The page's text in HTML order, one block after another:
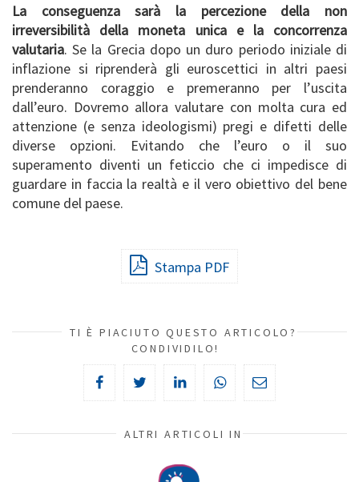
La conseguenza sarà la percezione della non
irreversibilità della moneta unica e la concorrenza
valutaria. Se la Grecia dopo un duro periodo iniziale di
inflazione si riprenderà gli euroscettici in altri paesi
prenderanno coraggio e premeranno per l’uscita
dall’euro. Dovremo allora valutare con molta cura ed
attenzione (e senza ideologismi) pregi e difetti delle
diverse opzioni. Evitando che l’euro o il suo
superamento diventi un feticcio che ci impedisce di
guardare in faccia la realtà e il vero obiettivo del bene
comune del paese.
Stampa PDF
TI È PIACIUTO QUESTO ARTICOLO?
CONDIVIDILO!
ALTRI ARTICOLI IN